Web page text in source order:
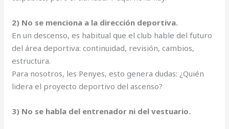
2) No se menciona a la dirección deportiva.
En un descenso, es habitual que el club hable del futuro
del área deportiva: continuidad, revisión, cambios,
estructura.
Para nosotros, les Penyes, esto genera dudas: ¿Quién
lidera el proyecto deportivo del ascenso?
3) No se habla del entrenador ni del vestuario.